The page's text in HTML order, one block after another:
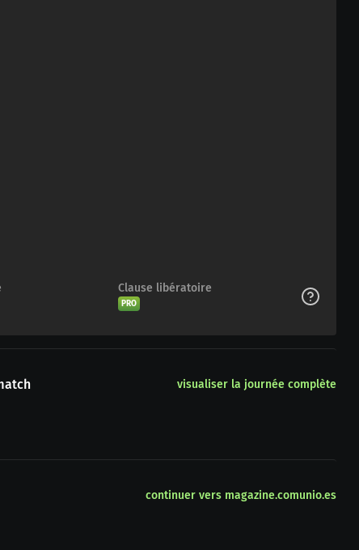
Clause libératoire
PRO
visualiser la journée complète
continuer vers magazine.comunio.es